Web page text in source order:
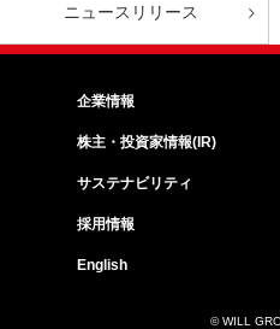
ニュースリリース
企業情報
株主・投資家情報(IR)
サステナビリティ
採用情報
English
© WILL